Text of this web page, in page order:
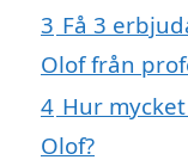
3 Få 3
Olof från
4 Hur
Olof?